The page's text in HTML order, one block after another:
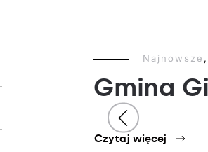
Najnowsze ,
Gmina
Czytaj więcej